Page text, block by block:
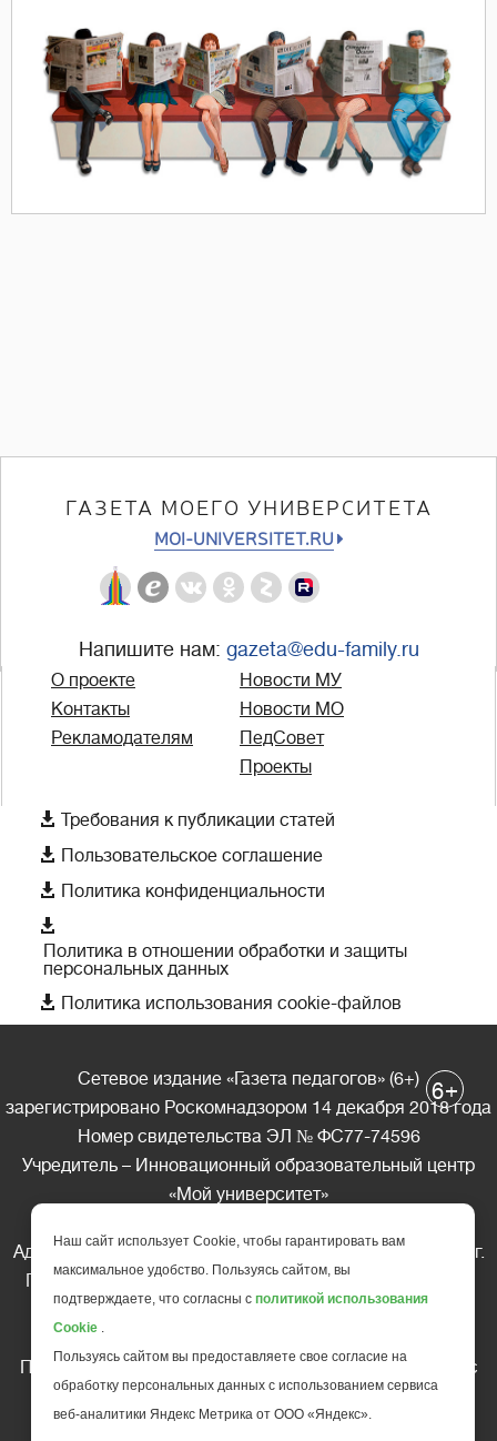
ГАЗЕТА МОЕГО УНИВЕРСИТЕТА
MOI-UNIVERSITET.RU
Напишите нам: gazeta@edu-family.ru
О проекте
Контакты
Рекламодателям
Новости МУ
Новости МО
ПедСовет
Проекты
 Требования к публикации статей
 Пользовательское соглашение
 Политика конфиденциальности

Политика в отношении обработки и защиты
персональных данных
 Политика использования cookie-файлов
Сетевое издание «Газета педагогов» (6+)
зарегистрировано Роскомнадзором 14 декабря 2018 года
Номер свидетельства ЭЛ № ФС77-74596
Учредитель – Инновационный образовательный центр
«Мой университет»
Адрес редакции: 185035 Россия, Республика Карелия, г.
Петрозаводск, ул. Фридриха Энгельса д.10, офис 211
Телефон редакции: +7 (499) 685-10-45
Перепечатка материалов газеты допускается только c
письменного разрешения редакции
Ссылка на «Газету педагогов» обязательна.
6+
Наш сайт использует Cookie, чтобы гарантировать вам
максимальное удобство. Пользуясь сайтом, вы
подтверждаете, что согласны с политикой использования
Cookie .
Пользуясь сайтом вы предоставляете свое согласие на
обработку персональных данных с использованием сервиса
веб-аналитики Яндекс Метрика от ООО «Яндекс».